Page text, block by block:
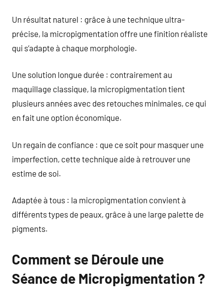
Un résultat naturel : grâce à une technique ultra-
précise, la micropigmentation offre une finition réaliste
qui s’adapte à chaque morphologie.
Une solution longue durée : contrairement au
maquillage classique, la micropigmentation tient
plusieurs années avec des retouches minimales, ce qui
en fait une option économique.
Un regain de confiance : que ce soit pour masquer une
imperfection, cette technique aide à retrouver une
estime de soi.
Adaptée à tous : la micropigmentation convient à
différents types de peaux, grâce à une large palette de
pigments.
Comment se Déroule une
Séance de Micropigmentation ?